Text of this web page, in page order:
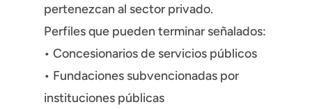
pertenezcan al sector privado.
Perfiles que pueden terminar señalados:
• Concesionarios de servicios públicos
• Fundaciones subvencionadas por
instituciones públicas